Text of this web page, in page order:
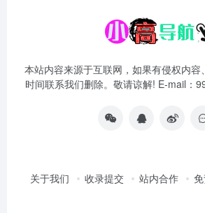
本站内容来源于互联网，如果有侵权内
时间联系我们删除。敬请谅解! E-mail：
关于我们 收录提交 站内合作